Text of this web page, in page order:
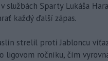
Sparty Lukáša
každý ďalší zápas.
strelil proti Jabloncu
ligovom ročníku, čím